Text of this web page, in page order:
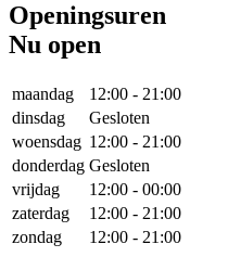
Openingsuren
Nu open
maandag 12:00 - 21:00
dinsdag
Gesloten
woensdag 12:00 - 21:00
donderdag Gesloten
vrijdag
12:00 - 00:00
zaterdag
12:00 - 21:00
zondag
12:00 - 21:00